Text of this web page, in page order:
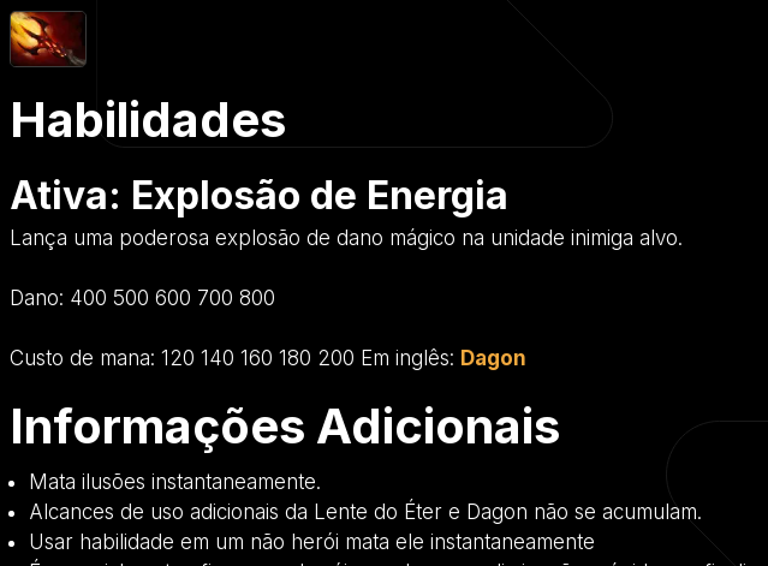
Habilidades
Ativa: Explosão de Energia
Lança uma poderosa explosão de dano mágico na unidade inimiga alvo.
Dano: 400 500 600 700 800
Custo de mana: 120 140 160 180 200 Em inglês: Dagon
Informações Adicionais
Mata ilusões instantaneamente.
Alcances de uso adicionais da Lente do Éter e Dagon não se acumulam.
Usar habilidade em um não herói mata ele instantaneamente